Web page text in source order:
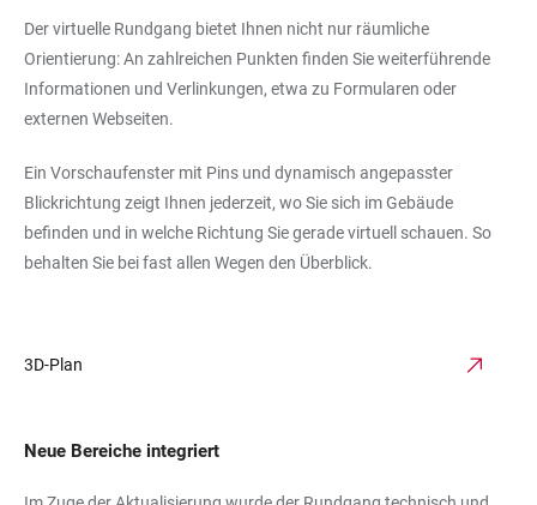
Der virtuelle Rundgang bietet Ihnen nicht nur räumliche
Orientierung: An zahlreichen Punkten finden Sie weiterführende
Informationen und Verlinkungen, etwa zu Formularen oder
externen Webseiten.
Ein Vorschaufenster mit Pins und dynamisch angepasster
Blickrichtung zeigt Ihnen jederzeit, wo Sie sich im Gebäude
befinden und in welche Richtung Sie gerade virtuell schauen. So
behalten Sie bei fast allen Wegen den Überblick.
3D-Plan
Neue Bereiche integriert